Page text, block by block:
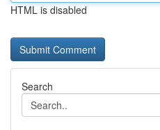
HTML is disabled
Search